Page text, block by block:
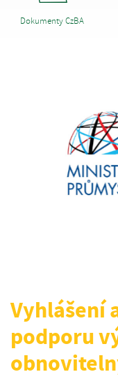
Dokumenty CzBA
Vyhlášení
podporu